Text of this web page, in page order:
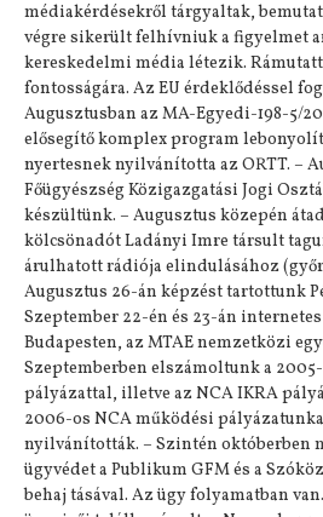
médiakérdésekről tárgyaltak,
végre sikerült felhívniuk a figyelmet
kereskedelmi média létezik.
fontosságára. Az EU érdeklődéssel
Augusztusban az MA-Egyedi-198-5/
elősegítő komplex program
nyertesnek nyilvánította az ORTT. –
Főügyészség Közigazgatási Jogi
készültünk. – Augusztus közepén
kölcsönadót Ladányi Imre társult
árulhatott rádiója elindulásához
Augusztus 26-án képzést tartottunk
Szeptember 22-én és 23-án
Budapesten, az MTAE nemzetközi
Szeptemberben elszámoltunk a
pályázattal, illetve az NCA IKRA
2006-os NCA működési
nyilvánították. – Szintén októberben
ügyvédet a Publikum GFM és a
behaj tásával. Az ügy folyamatban